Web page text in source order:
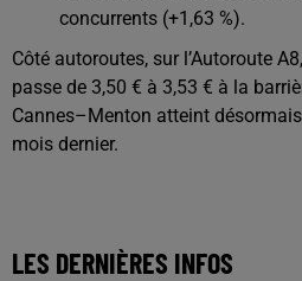
concurrents (+1,63 %).
Côté autoroutes, sur l’Autoroute A8
passe de 3,50 € à 3,53 € à la
Cannes–Menton atteint
mois dernier.
LES DERNIÈRES INFOS